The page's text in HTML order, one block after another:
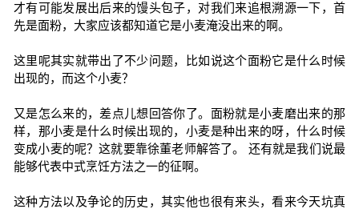
才有可能发展出后来的馒头包子，对我们来追根溯源一下，首
先是面粉，大家应该都知道它是小麦淹没出来的啊。
这里呢其实就带出了不少问题，比如说这个面粉它是什么时候
出现的，而这个小麦？
又是怎么来的，差点儿想回答你了。面粉就是小麦磨出来的那
样，那小麦是什么时候出现的，小麦是种出来的呀，什么时候
变成小麦的呢？这就要靠徐董老师解答了。 还有就是我们说最
能够代表中式烹饪方法之一的征啊。
这种方法以及争论的历史，其实他也很有来头，看来今天坑真